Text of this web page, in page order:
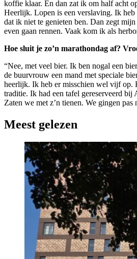
koffie klaar. En dan zat ik om half acht
Heerlijk. Lopen is een verslaving. Ik heb
dat ik niet te genieten ben. Dan zegt
even gaan rennen. Vaak kom ik als
Hoe sluit je zo’n marathondag af?
“Nee, met veel bier. Ik ben nogal een
de buurvrouw een mand met speciale
heerlijk. Ik heb er misschien wel vijf op.
traditie. Ik had een tafel gereserveerd bij
Zaten we met z’n tienen. We gingen
Meest gelezen